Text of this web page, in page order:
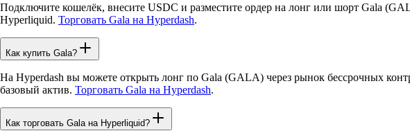
Подключите кошелёк, внесите USDC и разместите ордер на лонг или шорт Gala
Hyperliquid. Торговать Gala на Hyperdash.
Как купить Gala?
На Hyperdash вы можете открыть лонг по Gala (GALA) через рынок бессрочных
базовый актив. Торговать Gala на Hyperdash.
Как торговать Gala на Hyperliquid?